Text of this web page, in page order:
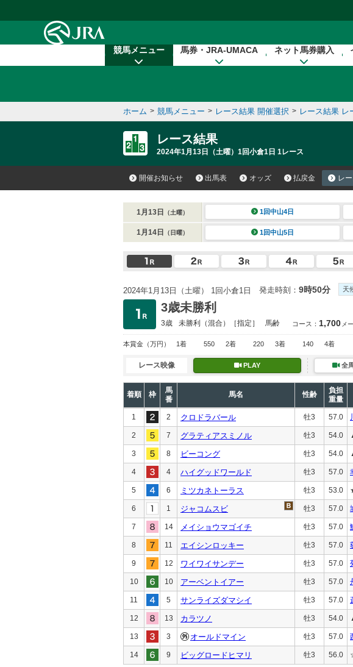
競馬メニュー 馬券・JRA-UMACA ネット馬券購入
ホーム > 競馬メニュー > レース結果 開催選択 > レース結果 レ
レース結果
2024年1月13日（土曜）1回小倉1日 1レース
開催お知らせ 出馬表 オッズ 払戻金 レ
1月13日 （土曜） 1回中山4日
1月14日 （日曜） 1回中山5日
2024年1月13日（土曜） 1回小倉1日 発走時刻： 9時50分 天
3歳未勝利
3歳 未勝利 （混合）［指定］ 馬齢 コース： 1,700 メ
本賞金 （万円） 1着 550 2着 220 3着 140 4着
レース映像 PLAY 全
着順 枠
馬
番
馬名 性齢
負担
重量
1 2 クロドラバール 牡3 57.0
2 7 グラティアスミノル 牡3 54.0
3 8 ビーコング 牡3 54.0
4 4 ハイグッドワールド 牡3 57.0
5 6 ミツカネトーラス 牡3 53.0
6 1 ジャコムスビ 牡3 57.0
7 14 メイショウマゴイチ 牡3 57.0
8 11 エイシンロッキー 牡3 57.0
9 12 ワイワイサンデー 牡3 57.0
10 10 アーベントイアー 牡3 57.0
11 5 サンライズダマシイ 牡3 57.0
12 13 カラツノ 牡3 54.0
13 3 オールドマイン 牡3 57.0
14 9 ビッグロードヒマリ 牡3 56.0